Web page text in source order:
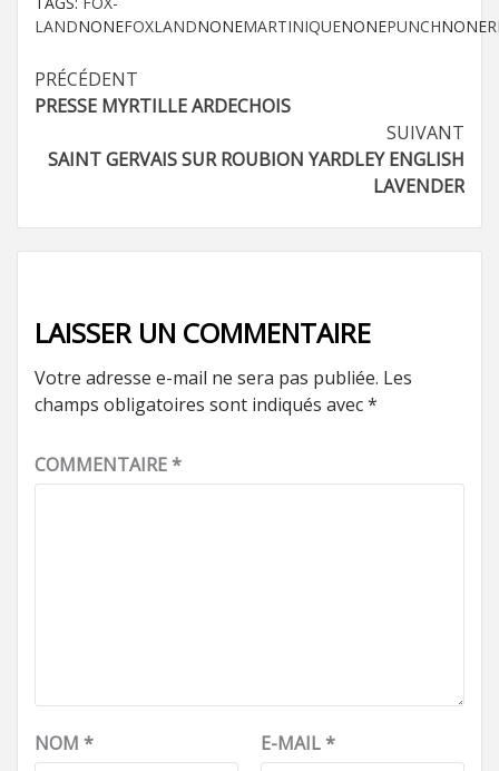
LANDNONEFOXLANDNONEMARTINIQUENONEPUNCHNONE
Navigation
d’article
PRÉCÉDENT
PRESSE MYRTILLE ARDECHOIS
SUIVANT
SAINT GERVAIS SUR ROUBION YARDLEY ENGLISH
LAVENDER
LAISSER UN COMMENTAIRE
Votre adresse e-mail ne sera pas publiée. Les
champs obligatoires sont indiqués avec*
COMMENTAIRE*
NOM * E-MAIL*